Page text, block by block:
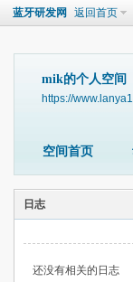
蓝牙研发网 返回首页
mik的个人空间
https://
空间首页
日志
还没有相关的日志